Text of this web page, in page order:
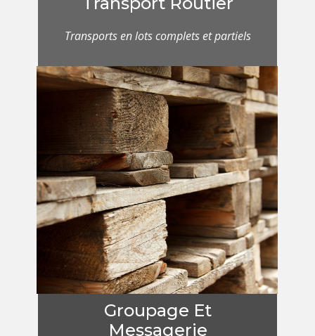
Groupage Et
Messagerie